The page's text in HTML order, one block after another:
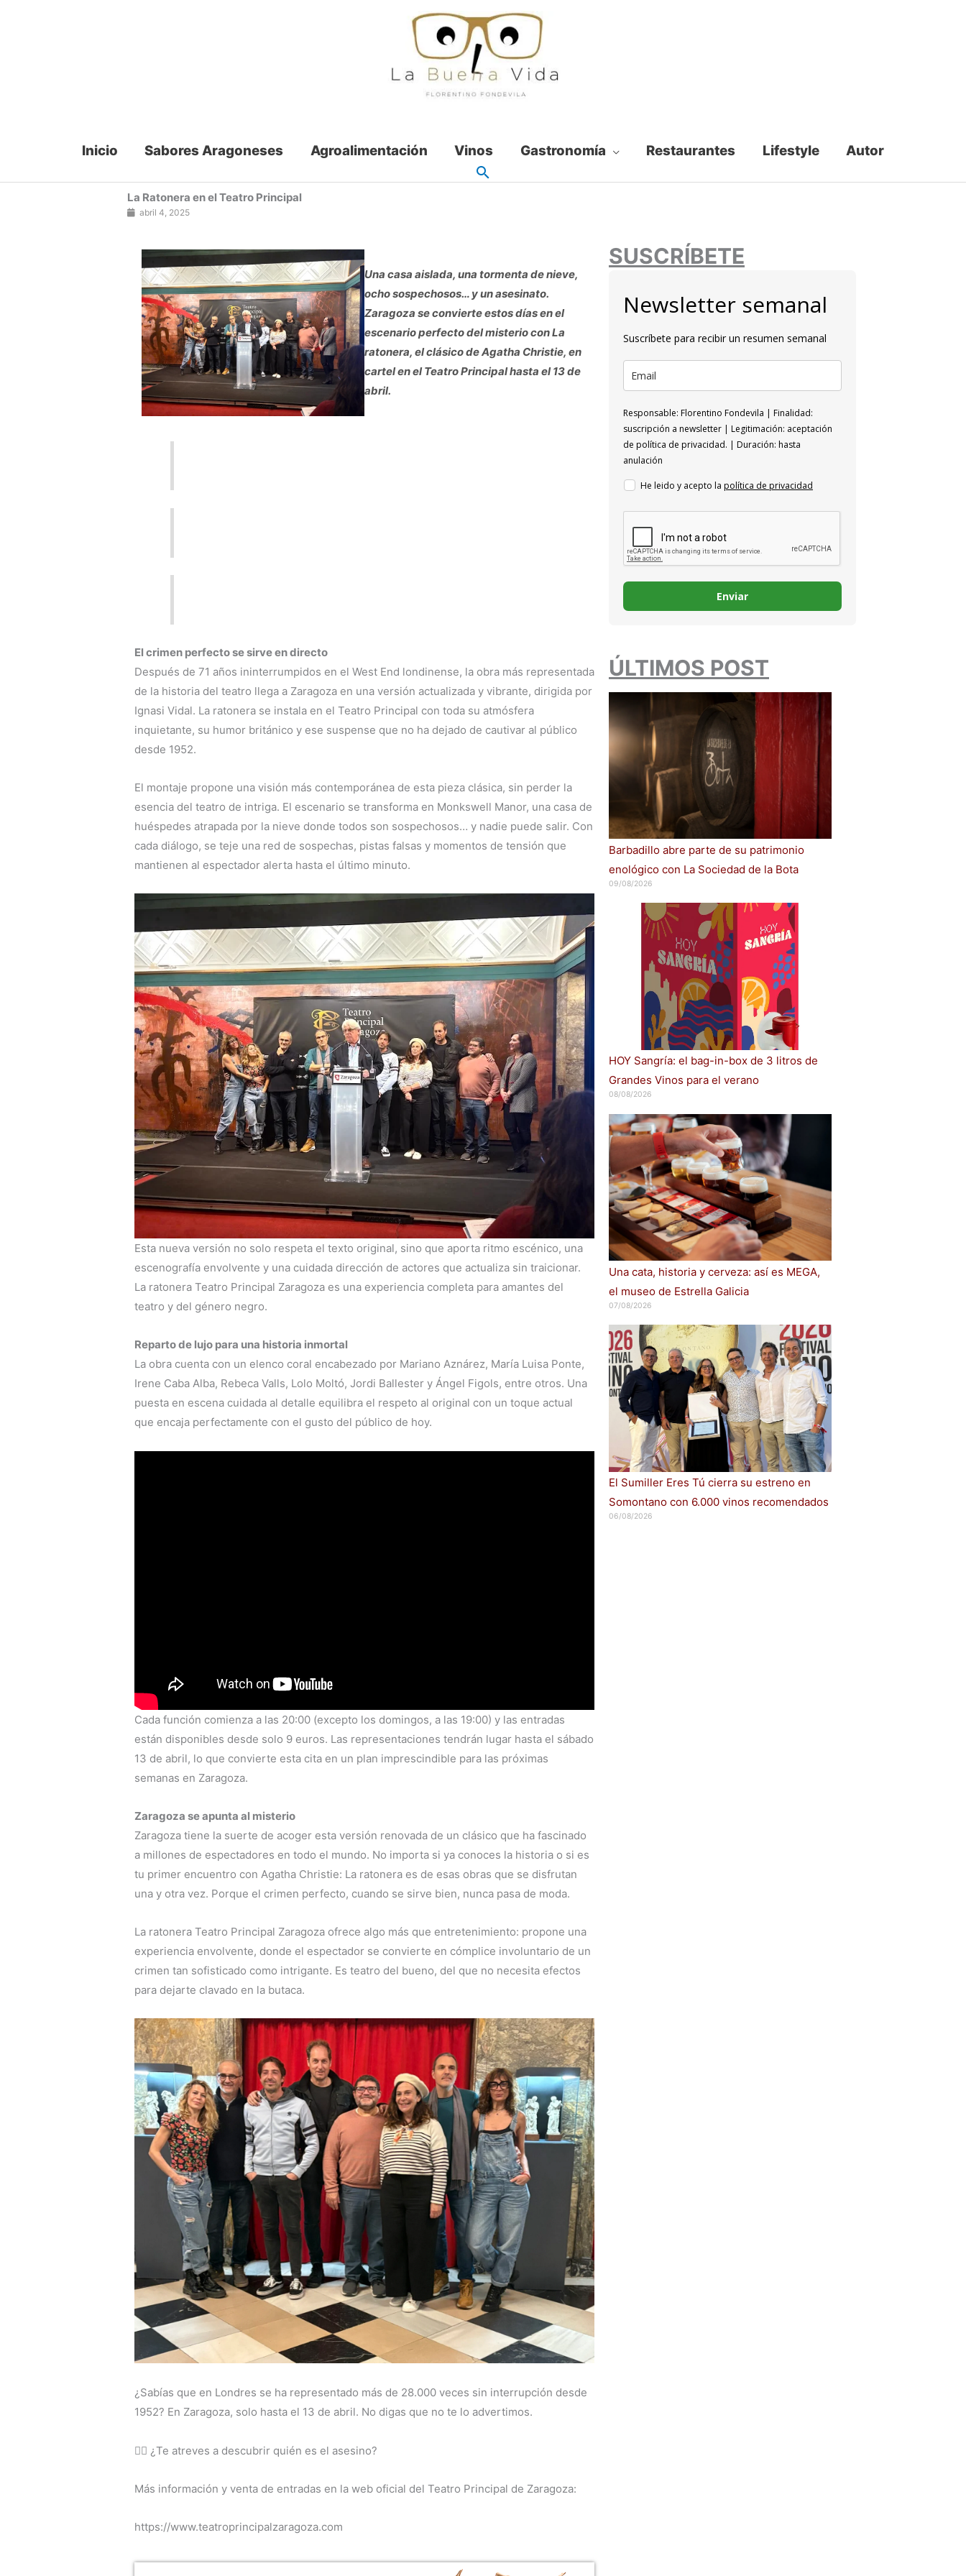
Inicio Sabores Aragoneses Agroalimentación Vinos Gastronomía Restaurantes Lifestyle Autor
La Ratonera en el Teatro Principal
abril 4, 2025
Una casa aislada, una tormenta de nieve,
ocho sospechosos… y un asesinato.
Zaragoza se convierte estos días en el
escenario perfecto del misterio con La
ratonera, el clásico de Agatha Christie, en
cartel en el Teatro Principal hasta el 13 de
abril.
El crimen perfecto se sirve en directo
Después de 71 años ininterrumpidos en el West End londinense, la obra más representada
de la historia del teatro llega a Zaragoza en una versión actualizada y vibrante, dirigida por
Ignasi Vidal. La ratonera se instala en el Teatro Principal con toda su atmósfera
inquietante, su humor británico y ese suspense que no ha dejado de cautivar al público
desde 1952.
El montaje propone una visión más contemporánea de esta pieza clásica, sin perder la
esencia del teatro de intriga. El escenario se transforma en Monkswell Manor, una casa de
huéspedes atrapada por la nieve donde todos son sospechosos… y nadie puede salir. Con
cada diálogo, se teje una red de sospechas, pistas falsas y momentos de tensión que
mantienen al espectador alerta hasta el último minuto.
Esta nueva versión no solo respeta el texto original, sino que aporta ritmo escénico, una
escenografía envolvente y una cuidada dirección de actores que actualiza sin traicionar.
La ratonera Teatro Principal Zaragoza es una experiencia completa para amantes del
teatro y del género negro.
Reparto de lujo para una historia inmortal
La obra cuenta con un elenco coral encabezado por Mariano Aznárez, María Luisa Ponte,
Irene Caba Alba, Rebeca Valls, Lolo Moltó, Jordi Ballester y Ángel Figols, entre otros. Una
puesta en escena cuidada al detalle equilibra el respeto al original con un toque actual
que encaja perfectamente con el gusto del público de hoy.
Cada función comienza a las 20:00 (excepto los domingos, a las 19:00) y las entradas
están disponibles desde solo 9 euros. Las representaciones tendrán lugar hasta el sábado
13 de abril, lo que convierte esta cita en un plan imprescindible para las próximas
semanas en Zaragoza.
Zaragoza se apunta al misterio
Zaragoza tiene la suerte de acoger esta versión renovada de un clásico que ha fascinado
a millones de espectadores en todo el mundo. No importa si ya conoces la historia o si es
tu primer encuentro con Agatha Christie: La ratonera es de esas obras que se disfrutan
una y otra vez. Porque el crimen perfecto, cuando se sirve bien, nunca pasa de moda.
La ratonera Teatro Principal Zaragoza ofrece algo más que entretenimiento: propone una
experiencia envolvente, donde el espectador se convierte en cómplice involuntario de un
crimen tan sofisticado como intrigante. Es teatro del bueno, del que no necesita efectos
para dejarte clavado en la butaca.
¿Sabías que en Londres se ha representado más de 28.000 veces sin interrupción desde
1952? En Zaragoza, solo hasta el 13 de abril. No digas que no te lo advertimos.
🕵️‍♀️ ¿Te atreves a descubrir quién es el asesino?
Más información y venta de entradas en la web oficial del Teatro Principal de Zaragoza:
https://www.teatroprincipalzaragoza.com
SUSCRÍBETE
Newsletter semanal
Suscríbete para recibir un resumen semanal
Responsable: Florentino Fondevila | Finalidad:
suscripción a newsletter | Legitimación: aceptación
de política de privacidad. | Duración: hasta
anulación
He leido y acepto la política de privacidad
Enviar
ÚLTIMOS POST
Barbadillo abre parte de su patrimonio
enológico con La Sociedad de la Bota
09/08/2026
HOY Sangría: el bag-in-box de 3 litros de
Grandes Vinos para el verano
08/08/2026
Una cata, historia y cerveza: así es MEGA,
el museo de Estrella Galicia
07/08/2026
El Sumiller Eres Tú cierra su estreno en
Somontano con 6.000 vinos recomendados
06/08/2026